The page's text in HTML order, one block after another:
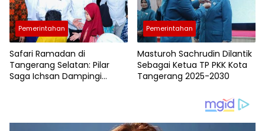
Pemerintahan
Safari Ramadan di
Tangerang Selatan: Pilar
Saga Ichsan Dampingi
Pemerintahan
Masturoh Sachrudin Dilantik
Sebagai Ketua TP PKK Kota
Tangerang 2025-2030